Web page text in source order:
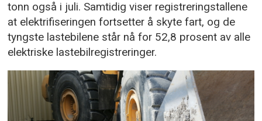
tonn også i juli. Samtidig viser registreringstallene
at elektrifiseringen fortsetter å skyte fart, og de
tyngste lastebilene står nå for 52,8 prosent av alle
elektriske lastebilregistreringer.